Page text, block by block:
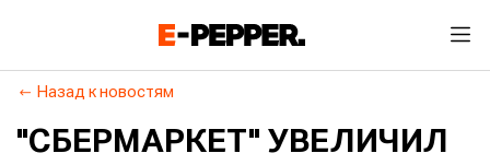
Назад к новостям
"СБЕРМАРКЕТ" УВЕЛИЧИЛ